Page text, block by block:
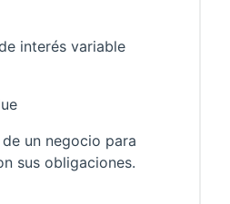
interés variable
un negocio para
sus obligaciones.